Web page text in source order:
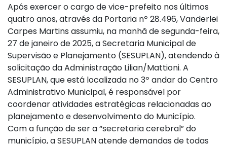
Após exercer o cargo de vice-prefeito nos últimos
quatro anos, através da Portaria nº 28.496, Vanderlei
Carpes Martins assumiu, na manhã de segunda-feira,
27 de janeiro de 2025, a Secretaria Municipal de
Supervisão e Planejamento (SESUPLAN), atendendo à
solicitação da Administração Lilian/Mattioni. A
SESUPLAN, que está localizada no 3º andar do Centro
Administrativo Municipal, é responsável por
coordenar atividades estratégicas relacionadas ao
planejamento e desenvolvimento do Município.
Com a função de ser a “secretaria cerebral” do
município, a SESUPLAN atende demandas de todas